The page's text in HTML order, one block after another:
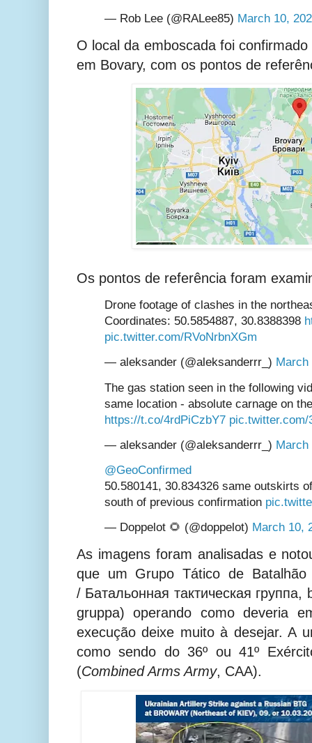
— Rob Lee (@RALee85) March 10,
O local da emboscada foi
em Bovary, com os pontos de
Os pontos de referência foram
Drone footage of clashes in the
Coordinates: 50.5854887, 30.8388398
pic.twitter.com/RVoNrbnXGm
— aleksander (@aleksanderrr_) March
The gas station seen in the following
same location - absolute carnage on
https://t.co/4rdPiCzbY7 pic.twitter.com/
— aleksander (@aleksanderrr_) March
@GeoConfirmed
50.580141, 30.834326 same outskirts
south of previous confirmation
— Doppelot 🌻 (@doppelot) March 10,
As imagens foram analisadas e
que um Grupo Tático de
/ Батальонная тактическая
gruppa) operando como deveria
execução deixe muito à desejar. A
como sendo do 36º ou 41º
(Combined Arms Army, CAA).